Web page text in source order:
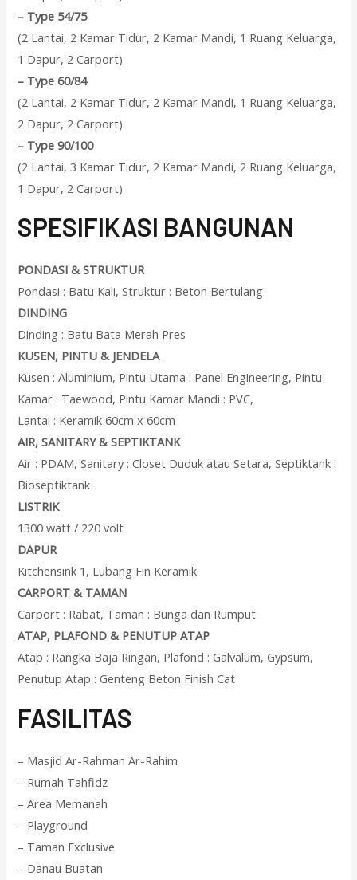
– Type 54/75
(2 Lantai, 2 Kamar Tidur, 2 Kamar Mandi, 1 Ruang Keluarga,
1 Dapur, 2 Carport)
– Type 60/84
(2 Lantai, 2 Kamar Tidur, 2 Kamar Mandi, 1 Ruang Keluarga,
2 Dapur, 2 Carport)
– Type 90/100
(2 Lantai, 3 Kamar Tidur, 2 Kamar Mandi, 2 Ruang Keluarga,
1 Dapur, 2 Carport)
SPESIFIKASI BANGUNAN
PONDASI & STRUKTUR
Pondasi : Batu Kali, Struktur : Beton Bertulang
DINDING
Dinding : Batu Bata Merah Pres
KUSEN, PINTU & JENDELA
Kusen : Aluminium, Pintu Utama : Panel Engineering, Pintu
Kamar : Taewood, Pintu Kamar Mandi : PVC,
Lantai : Keramik 60cm x 60cm
AIR, SANITARY & SEPTIKTANK
Air : PDAM, Sanitary : Closet Duduk atau Setara, Septiktank :
Bioseptiktank
LISTRIK
1300 watt / 220 volt
DAPUR
Kitchensink 1, Lubang Fin Keramik
CARPORT & TAMAN
Carport : Rabat, Taman : Bunga dan Rumput
ATAP, PLAFOND & PENUTUP ATAP
Atap : Rangka Baja Ringan, Plafond : Galvalum, Gypsum,
Penutup Atap : Genteng Beton Finish Cat
FASILITAS
– Masjid Ar-Rahman Ar-Rahim
– Rumah Tahfidz
– Area Memanah
– Playground
– Taman Exclusive
– Danau Buatan